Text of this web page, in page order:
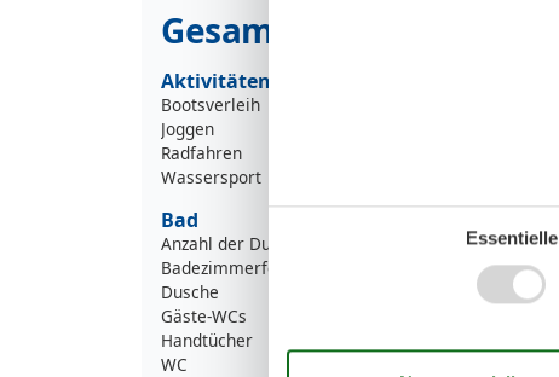
Gesamte Ausstattung
Aktivitäten
Bootsverleih
Joggen
Radfahren
Wassersport
Bad
Anzahl der Duschen
Badezimmerfenster
Dusche
Gäste-WCs
Handtücher
WC
Essentielle